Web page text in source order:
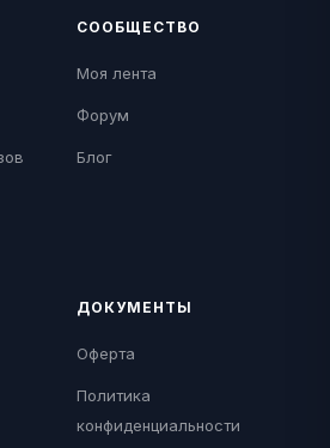
СООБЩЕСТВО
Моя лента
Форум
Блог
ДОКУМЕНТЫ
Оферта
Политика
конфиденциальности